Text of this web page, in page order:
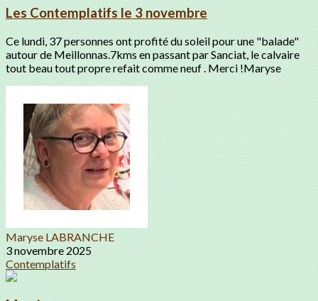
Les Contemplatifs le 3 novembre
Ce lundi, 37 personnes ont profité du soleil pour une "balade"
autour de Meillonnas.7kms en passant par Sanciat, le calvaire
tout beau tout propre refait comme neuf . Merci !Maryse
Maryse LABRANCHE
3 novembre 2025
Contemplatifs